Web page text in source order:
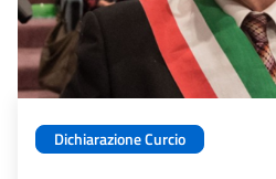
Dichiarazione Curcio